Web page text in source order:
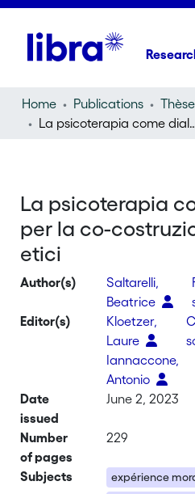
Home Publications
La psicoterapia come
La psicoterapia
per la co-
etici
Author(s)
Saltarelli,
Beatrice
Editor(s)
Kloetzer,
Laure
Iannaccone,
Antonio
Date
issued
June 2, 2023
Number
of pages
229
Subjects expérience